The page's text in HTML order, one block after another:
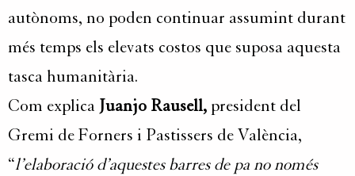
autònoms, no poden continuar assumint durant
més temps els elevats costos que suposa aquesta
tasca humanitària.
Com explica Juanjo Rausell, president del
Gremi de Forners i Pastissers de València,
“l’elaboració d’aquestes barres de pa no només